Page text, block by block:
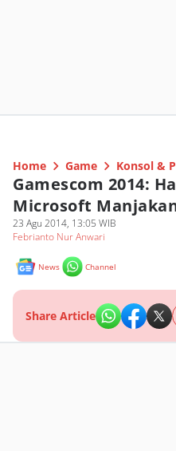
Home Game Konsol &
Gamescom 2014:
Microsoft
23 Agu 2014, 13:05 WIB
Febrianto Nur Anwari
News Channel
Share Article